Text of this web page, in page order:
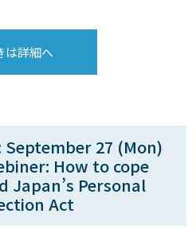
は詳細へ
27 (Mon)
How to cope
Japan’s Personal
Act